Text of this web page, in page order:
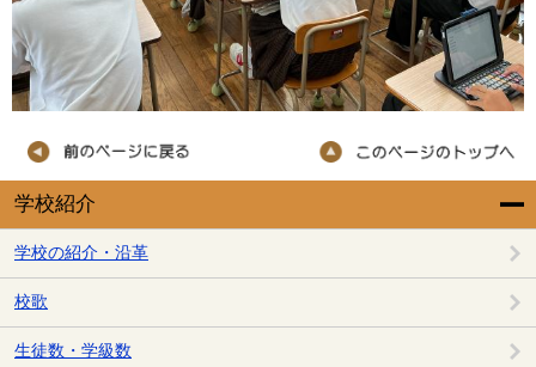
学校紹介
学校の紹介・沿革
校歌
生徒数・学級数